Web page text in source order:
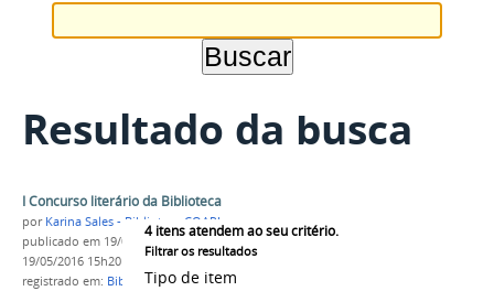
Resultado da busca
4itens atendem ao seu critério.
Filtrar os resultados
Tipo de item
I Concurso literário da Biblioteca
por Karina Sales - Biblioteca COARI
publicado em 19/05/2016— última modificaçãoem
19/05/2016 15h20
registrado em: Biblioteca,Concurso litetário